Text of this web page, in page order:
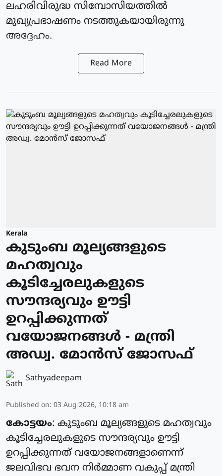
ലഹരിവിരുദ്ധ സിമ്പോസിയത്തിൽ
മുഖ്യപ്രഭാഷണം നടത്തുകയായിരുന്നു
അദ്ദേഹം.
Read More
Kerala
കുടുംബ മൂല്യങ്ങളുടെ
മഹത്വവും
കൂടിച്ചേരലുകളുടെ
സൗന്ദര്യവും ഊട്ടി
ഉറപ്പിക്കുന്നത്
വയോജനങ്ങള്‍ - മന്ത്രി
അഡ്വ. മോന്‍സ് ജോസഫ്
Sathyadeepam
Published on: 03 Aug 2026, 10:18 am
കോട്ടയം: കുടുംബ മൂല്യങ്ങളുടെ മഹത്വവും
കൂടിച്ചേരലുകളുടെ സൗന്ദര്യവും ഊട്ടി
ഉറപ്പിക്കുന്നത് വയോജനങ്ങളാണെന്ന്
ജലവിഭവ ഭവന നിര്‍മ്മാണ വകുപ്പ് മന്ത്രി